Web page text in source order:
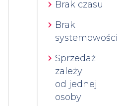
Brak czasu
Brak
systemowości
Sprzedaż
zależy
od jednej
osoby